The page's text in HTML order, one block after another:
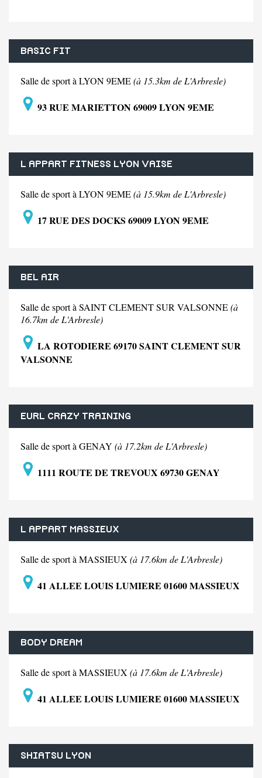
BASIC FIT
Salle de sport à LYON 9EME(à 15.3km de L'Arbresle)
93 RUE MARIETTON 69009 LYON 9EME
L APPART FITNESS LYON VAISE
Salle de sport à LYON 9EME(à 15.9km de L'Arbresle)
17 RUE DES DOCKS 69009 LYON 9EME
BEL AIR
Salle de sport à SAINT CLEMENT SUR VALSONNE(à
16.7km de L'Arbresle)
LA ROTODIERE 69170 SAINT CLEMENT SUR
VALSONNE
EURL CRAZY TRAINING
Salle de sport à GENAY (à 17.2km de L'Arbresle)
1111 ROUTE DE TREVOUX 69730 GENAY
L APPART MASSIEUX
Salle de sport à MASSIEUX (à 17.6km de L'Arbresle)
41 ALLEE LOUIS LUMIERE 01600 MASSIEUX
BODY DREAM
Salle de sport à MASSIEUX (à 17.6km de L'Arbresle)
41 ALLEE LOUIS LUMIERE 01600 MASSIEUX
SHIATSU LYON